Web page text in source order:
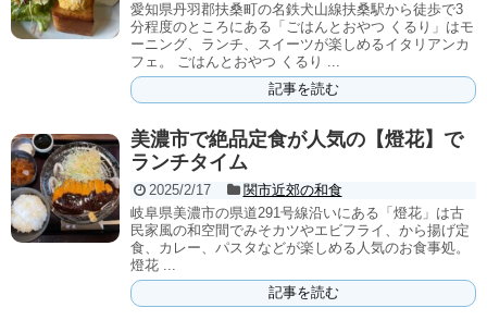
愛知県丹羽郡扶桑町の名鉄犬山線扶桑駅から徒歩で3
分程度のところにある「ごはんとおやつ くるり」はモ
ーニング、ランチ、スイーツが楽しめるイタリアンカ
フェ。 ごはんとおやつ くるり ...
記事を読む
美濃市で絶品定食が人気の【燈花】で
ランチタイム
2025/2/17
関市近郊の和食
岐阜県美濃市の県道291号線沿いにある「燈花」は古
民家風の和空間でみそカツやエビフライ、から揚げ定
食、カレー、パスタなどが楽しめる人気のお食事処。
燈花 ...
記事を読む